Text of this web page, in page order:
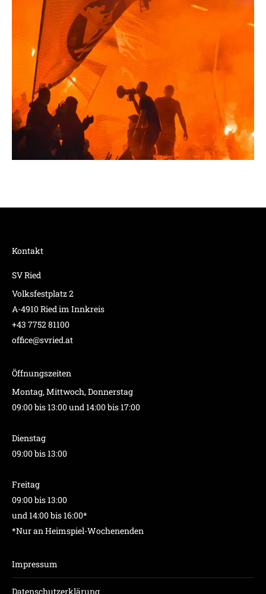
Kontakt
SV Ried
Volksfestplatz 2
A-4910 Ried im Innkreis
+43 7752 81100
office@svried.at
Öffnungszeiten
Montag, Mittwoch, Donnerstag
09:00 bis 13:00 und 14:00 bis 17:00
Dienstag
09:00 bis 13:00
Freitag
09:00 bis 13:00
und 14:00 bis 16:00*
*Nur an Heimspiel-Wochenenden
Impressum
Datenschutzerklärung